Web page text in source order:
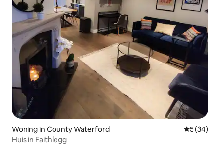
Woning in County Waterford
5 (34)
Huis in Faithlegg